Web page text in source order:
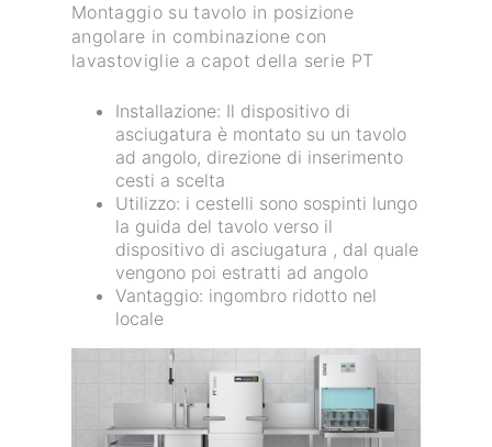
Montaggio su tavolo in posizione
angolare in combinazione con
lavastoviglie a capot della serie PT
Installazione: Il dispositivo di
asciugatura è montato su un tavolo
ad angolo, direzione di inserimento
cesti a scelta
Utilizzo: i cestelli sono sospinti lungo
la guida del tavolo verso il
dispositivo di asciugatura , dal quale
vengono poi estratti ad angolo
Vantaggio: ingombro ridotto nel
locale